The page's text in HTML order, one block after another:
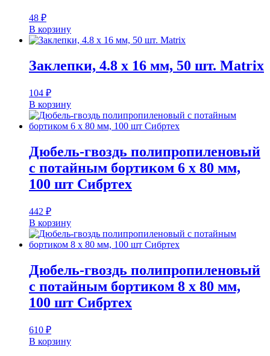
48 ₽
В корзину
Заклепки, 4.8 х 16 мм, 50 шт. Matrix
104 ₽
В корзину
Дюбель-гвоздь полипропиленовый
с потайным бортиком 6 х 80 мм,
100 шт Сибртех
442 ₽
В корзину
Дюбель-гвоздь полипропиленовый
с потайным бортиком 8 х 80 мм,
100 шт Сибртех
610 ₽
В корзину